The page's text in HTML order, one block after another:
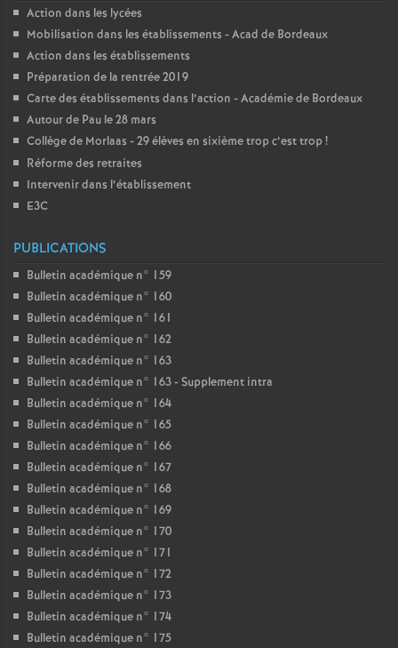
Action dans les lycées
Mobilisation dans les établissements - Acad de Bordeaux
Action dans les établissements
Préparation de la rentrée 2019
Carte des établissements dans l’action - Académie de Bordeaux
Autour de Pau le 28 mars
Collège de Morlaas - 29 élèves en sixième trop c’est trop!
Réforme des retraites
Intervenir dans l’établissement
E3C
PUBLICATIONS
Bulletin académique n° 159
Bulletin académique n° 160
Bulletin académique n° 161
Bulletin académique n° 162
Bulletin académique n° 163
Bulletin académique n° 163 - Supplement intra
Bulletin académique n° 164
Bulletin académique n° 165
Bulletin académique n° 166
Bulletin académique n° 167
Bulletin académique n° 168
Bulletin académique n° 169
Bulletin académique n° 170
Bulletin académique n° 171
Bulletin académique n° 172
Bulletin académique n° 173
Bulletin académique n° 174
Bulletin académique n° 175